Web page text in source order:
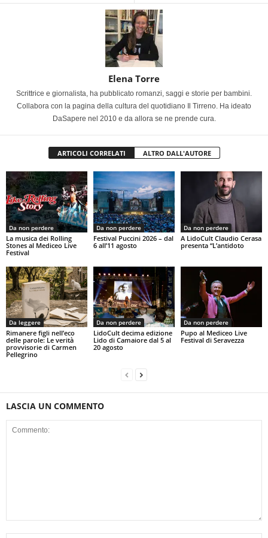
Elena Torre
Scrittrice e giornalista, ha pubblicato romanzi, saggi e storie per bambini.
Collabora con la pagina della cultura del quotidiano Il Tirreno. Ha ideato
DaSapere nel 2010 e da allora se ne prende cura.
ARTICOLI CORRELATI ALTRO DALL'AUTORE
Da non perdere
La musica dei Rolling
Stones al Mediceo Live
Festival
Da non perdere
Festival Puccini 2026 – dal
6 all’11 agosto
Da non perdere
A LidoCult Claudio Cerasa
presenta “L’antidoto
Da leggere
Rimanere figli nell’eco
delle parole: Le verità
provvisorie di Carmen
Pellegrino
Da non perdere
LidoCult decima edizione
Lido di Camaiore dal 5 al
20 agosto
Da non perdere
Pupo al Mediceo Live
Festival di Seravezza
LASCIA UN COMMENTO